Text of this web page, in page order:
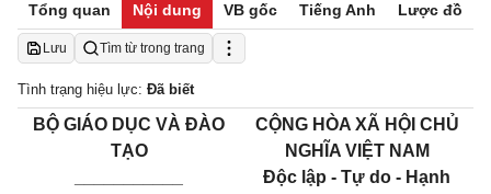
Tổng quan Nội dung VB gốc Tiếng Anh Lược đồ
Lưu Tìm từ trong trang
Tình trạng hiệu lực: Đã biết
BỘ GIÁO DỤC VÀ ĐÀO
TẠO
CỘNG HÒA XÃ HỘI CHỦ
NGHĨA VIỆT NAM
Độc lập - Tự do - Hạnh